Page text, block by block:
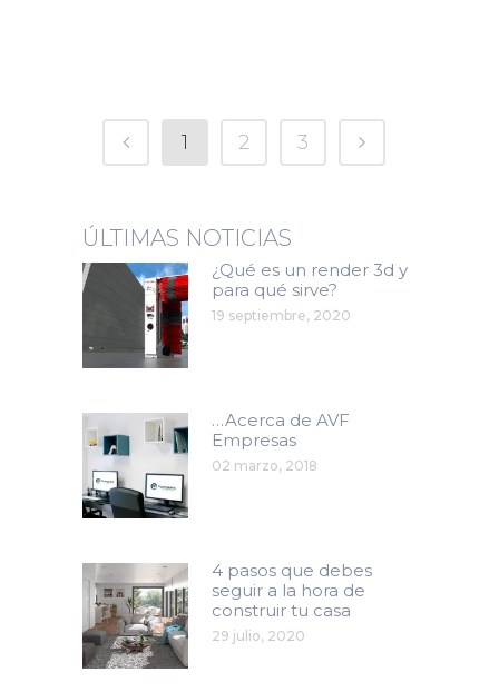
1 2 3
ÚLTIMAS NOTICIAS
¿Qué es un render 3d y
para qué sirve?
19 septiembre, 2020
…Acerca de AVF
Empresas
02 marzo, 2018
4 pasos que debes
seguir a la hora de
construir tu casa
29 julio, 2020